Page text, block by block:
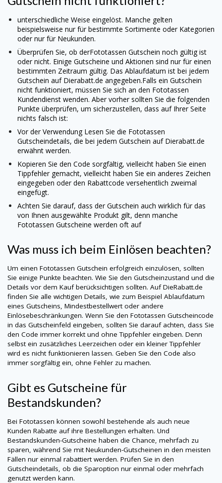
unterschiedliche Weise eingelöst. Manche gelten
beispielsweise nur für bestimmte Sortimente oder Kategorien
oder nur für Neukunden.
Überprüfen Sie, ob derFototassen Gutschein noch gültig ist
oder nicht. Einige Gutscheine und Aktionen sind nur für einen
bestimmten Zeitraum gültig. Das Ablaufdatum ist bei jedem
Gutschein auf Dierabatt.de angegeben.Falls ein Gutschein
nicht funktioniert, müssen Sie sich an den Fototassen
Kundendienst wenden. Aber vorher sollten Sie die folgenden
Punkte überprüfen, um sicherzustellen, dass auf Ihrer Seite
nichts falsch ist:
Vor der Verwendung Lesen Sie die Fototassen
Gutscheindetails, die bei jedem Gutschein auf Dierabatt.de
erwähnt werden.
Kopieren Sie den Code sorgfältig, vielleicht haben Sie einen
Tippfehler gemacht, vielleicht haben Sie ein anderes Zeichen
eingegeben oder den Rabattcode versehentlich zweimal
eingefügt.
Achten Sie darauf, dass der Gutschein auch wirklich für das
von Ihnen ausgewählte Produkt gilt, denn manche
Fototassen Gutscheine werden oft auf
Was muss ich beim Einlösen beachten?
Um einen Fototassen Gutschein erfolgreich einzulösen, sollten
Sie einige Punkte beachten. Wie Sie den Gutscheinzustand und die
Details vor dem Kauf berücksichtigen sollten. Auf DieRabatt.de
finden Sie alle wichtigen Details, wie zum Beispiel Ablaufdatum
eines Gutscheins, Mindestbestellwert oder andere
Einlösebeschränkungen. Wenn Sie den Fototassen Gutscheincode
in das Gutscheinfeld eingeben, sollten Sie darauf achten, dass Sie
den Code immer korrekt und ohne Tippfehler eingeben. Denn
selbst ein zusätzliches Leerzeichen oder ein kleiner Tippfehler
wird es nicht funktionieren lassen. Geben Sie den Code also
immer sorgfältig ein, ohne Fehler zu machen.
Gibt es Gutscheine für
Bestandskunden?
Bei Fototassen können sowohl bestehende als auch neue
Kunden Rabatte auf ihre Bestellungen erhalten. Und
Bestandskunden-Gutscheine haben die Chance, mehrfach zu
sparen, während Sie mit Neukunden-Gutscheinen in den meisten
Fällen nur einmal rabattiert werden. Prüfen Sie in den
Gutscheindetails, ob die Sparoption nur einmal oder mehrfach
genutzt werden kann.